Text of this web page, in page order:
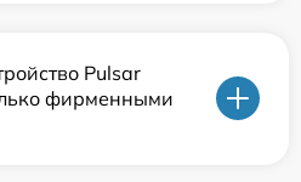
Pulsar
фирменными